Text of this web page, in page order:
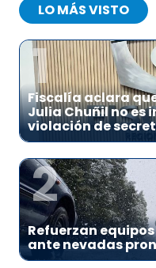
LO MÁS VISTO
1
Fiscalía aclara
Julia Chuñil no es
violación de
2
Refuerzan
ante nevadas